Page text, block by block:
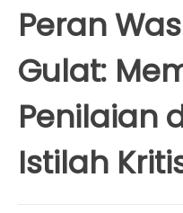
Peran
Gulat:
Penilaian
Istilah